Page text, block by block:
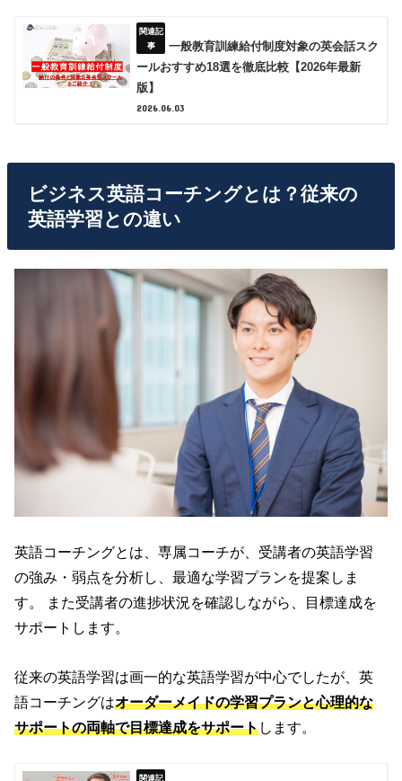
RIZAP ENGLISH
（ライザップイングリッシュ）
通学・オンラ
虎視眈々
ALPROS ONLINE
ENGLEAD
カスタマイズコーチング
オンライン
フラミンゴ
オンラインコーチング
オンライン
（プレゼンス）
通学・オンラ
ECC
ビジネス英語コーチング
通学・オンラ
一般教育訓練給付制度対象の英会話スク
ールおすすめ18選を徹底比較【2026年最新
版】
2026.06.03
ビジネス英語コーチングとは？従来の
英語学習との違い
英語コーチングとは、専属コーチが、受講者の英語学習
の強み・弱点を分析し、最適な学習プランを提案しま
す。 また受講者の進捗状況を確認しながら、目標達成を
サポートします。
従来の英語学習は画一的な英語学習が中心でしたが、英
語コーチングはオーダーメイドの学習プランと心理的な
サポートの両軸で目標達成をサポートします。